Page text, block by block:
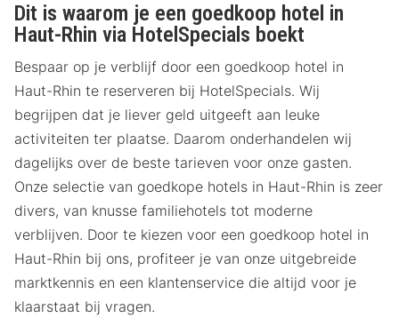
Dit is waarom je een goedkoop hotel in
Haut-Rhin via HotelSpecials boekt
Bespaar op je verblijf door een goedkoop hotel in
Haut-Rhin te reserveren bij HotelSpecials. Wij
begrijpen dat je liever geld uitgeeft aan leuke
activiteiten ter plaatse. Daarom onderhandelen wij
dagelijks over de beste tarieven voor onze gasten.
Onze selectie van goedkope hotels in Haut-Rhin is zeer
divers, van knusse familiehotels tot moderne
verblijven. Door te kiezen voor een goedkoop hotel in
Haut-Rhin bij ons, profiteer je van onze uitgebreide
marktkennis en een klantenservice die altijd voor je
klaarstaat bij vragen.